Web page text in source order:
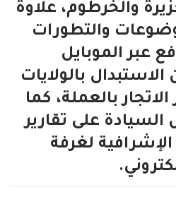
والخرطوم، علاوة
والتطورات
عبر الموبايل
بالولايات
بالعملة، كما
على تقارير
لغرفة